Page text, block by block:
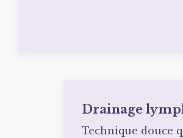
Drainage
Technique douce